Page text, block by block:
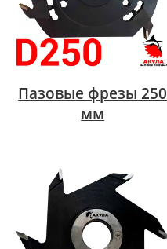
Пазовые фрезы 250
мм